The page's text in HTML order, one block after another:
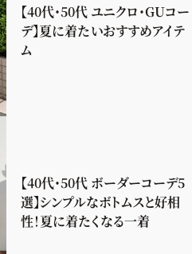
【40代・50代 ユニクロ・GUコー
デ】夏に着たいおすすめアイテ
ム
【40代・50代 ボーダーコーデ5
選】シンプルなボトムスと好相
性！夏に着たくなる一着